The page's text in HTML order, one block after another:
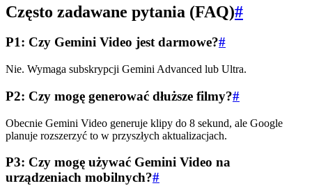
Często zadawane pytania (FAQ)#
P1: Czy Gemini Video jest darmowe?#
Nie. Wymaga subskrypcji Gemini Advanced lub Ultra.
P2: Czy mogę generować dłuższe filmy?#
Obecnie Gemini Video generuje klipy do 8 sekund, ale Google
planuje rozszerzyć to w przyszłych aktualizacjach.
P3: Czy mogę używać Gemini Video na
urządzeniach mobilnych?#